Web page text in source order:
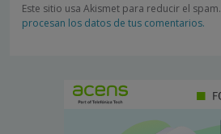
Este sitio usa Akismet para reducir el spam.
procesan los datos de tus comentarios.